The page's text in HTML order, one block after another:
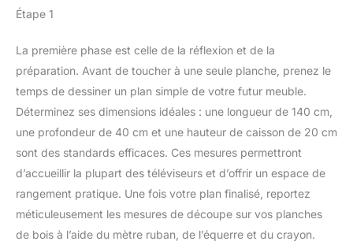
Étape 1
La première phase est celle de la réflexion et de la
préparation. Avant de toucher à une seule planche, prenez le
temps de dessiner un plan simple de votre futur meuble.
Déterminez ses dimensions idéales : une longueur de 140 cm,
une profondeur de 40 cm et une hauteur de caisson de 20 cm
sont des standards efficaces. Ces mesures permettront
d’accueillir la plupart des téléviseurs et d’offrir un espace de
rangement pratique. Une fois votre plan finalisé, reportez
méticuleusement les mesures de découpe sur vos planches
de bois à l’aide du mètre ruban, de l’équerre et du crayon.